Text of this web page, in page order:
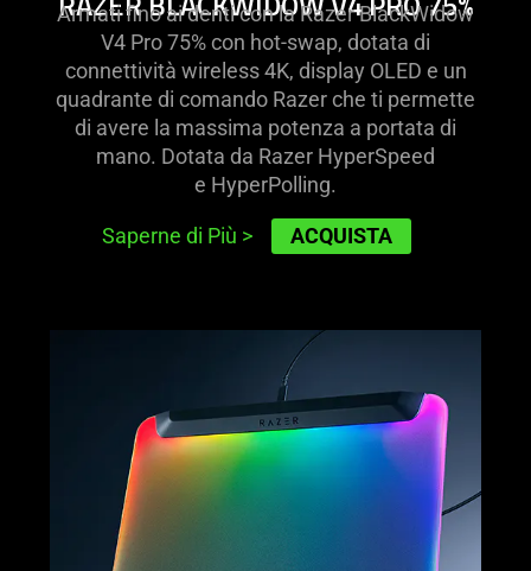
Armati fino ai denti con la Razer BlackWidow
V4 Pro 75% con hot-swap, dotata di
connettività wireless 4K, display OLED e un
quadrante di comando Razer che ti permette
di avere la massima potenza a portata di
mano. Dotata da Razer HyperSpeed
e HyperPolling.
Saperne di Più > ACQUISTA